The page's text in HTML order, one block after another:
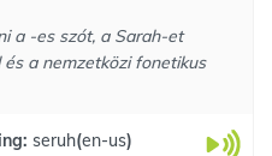
a -es szót, a Sarah-et
a nemzetközi fonetikus
seruh(en-us)